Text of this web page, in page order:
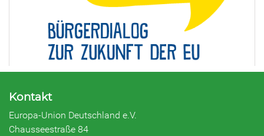
Kontakt
Europa-Union Deutschland e.V.
Chausseestraße 84